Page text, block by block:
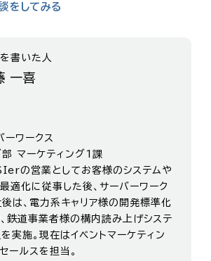
をしてみる
書いた人
一喜
ーワークス
部 マーケティング1課
の営業としてお客様のシステムや
適化に従事した後、サーバーワーク
後は、電力系キャリア様の開発標準化
、鉄道事業者様の構内読み上げシステ
実施。現在はイベントマーケティン
ールスを担当。